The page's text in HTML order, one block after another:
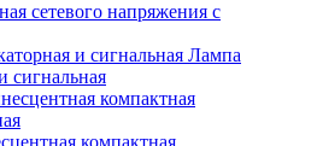
сетевого напряжения с
Лампа
сигнальная
компактная